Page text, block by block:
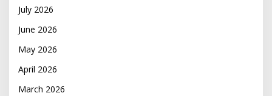
July 2026
June 2026
May 2026
April 2026
March 2026